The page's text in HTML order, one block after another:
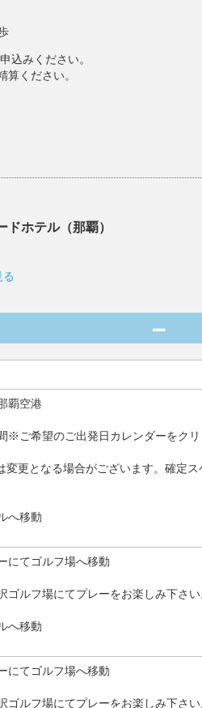
込みください。
ください。
ホテル（那覇）
空港
※ご希望のご出発日カレンダーをク
更となる場合がございます。確定
へ移動
にてゴルフ場へ移動
ゴルフ場にてプレーをお楽しみ下さ
へ移動
にてゴルフ場へ移動
ゴルフ場にてプレーをお楽しみ下さ